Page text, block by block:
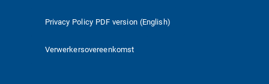
Privacy Policy PDF version (English)
Verwerkersovereenkomst